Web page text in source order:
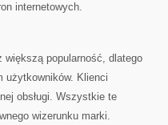
internetowych.
większą popularność, dlatego
użytkowników. Klienci
obsługi. Wszystkie te
wizerunku marki.